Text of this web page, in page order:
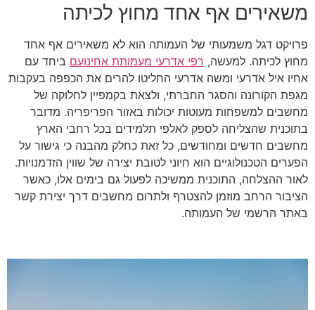
משאירים אף אחד מחוץ לכיתה
פרויקט דגל משמעותי של העמותה הוא לא משאירים אף אחד
מחוץ לכיתה. למעשה, רפי אדרעי מעמותת אחינועם ביחד עם
אחיו איל אדרעי ומשה אדרעי החליטו להרים את הכפפה בעקבות
מגפת הקורונה והסגר החברתי, ולצאת בקמפיין לחלוקה של
מחשבים למשפחות מעוטות יכולות באזור הפריפריה. מדובר
בתוכנית שהצליחה לספק לאלפי תלמידים בכל רחבי הארץ
מחשבים חדשים ומחודשים, כל זאת כחלק מהבנה כי גישור על
הפערים הטכנולוגיים הוא חיוני לטובת יצירה של שווין הזדמנויות.
לאור ההצלחה, התוכנית ממשיכה לפעול גם בימים אלו, כאשר
הציבור הרחב מוזמן להצטרף ולתרום מחשבים דרך יצירת קשר
באתר הרשמי של העמותה.